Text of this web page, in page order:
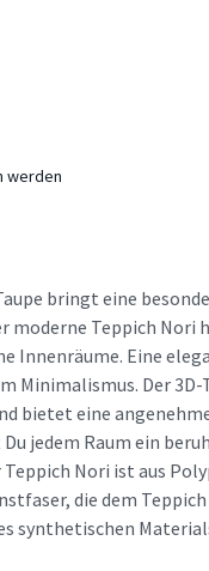
werden
bringt eine
moderne Teppich Nori
Innenräume. Eine
Minimalismus. Der
bietet eine
jedem Raum ein
Teppich Nori ist aus
die dem Teppich
synthetischen